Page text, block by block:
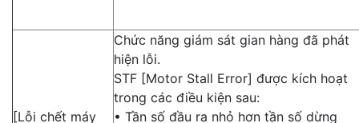
[Lỗi chết máy
Chức năng giám sát gian hàng đã phát
hiện lỗi.
STF [Motor Stall Error] được kích hoạt
trong các điều kiện sau:
• Tần số đầu ra nhỏ hơn tần số dừng